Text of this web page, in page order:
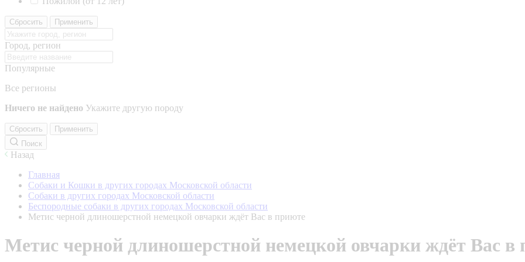
Сбросить Применить
Город, регион
Популярные
Все регионы
Ничего не найдено Укажите другую породу
Сбросить
Применить
Поиск
Назад
Главная
Собаки и Кошки в других городах Московской области
Собаки в других городах Московской области
Беспородные собаки в других городах Московской области
Метис черной длиношерстной немецкой овчарки ждёт Вас в приюте
Метис черной длиношерстной немецкой овчарки ждёт Вас в